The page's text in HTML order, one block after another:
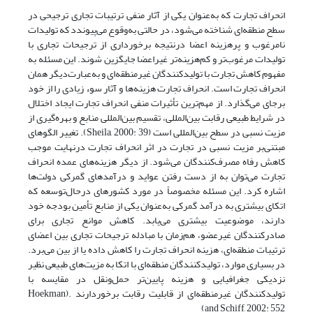
انحراف تجارت که به‌عنوان یکی از آثار منفی ترتیبات تجاری ترجیحی در
سطح منطقه‌ای شناخته می‌شود، در حالتی به‌وقوع می‌پیوندد که تولیدات
نامرغوب و پرهزینه اعضا درنتیجه برخورداری از ترجیحات تجاری با
تولیدات مرغوب‌تر و کم‌هزینه‌تر غیراعضا جایگزین شوند. این مسئله به
مفهوم کاهش تجارت با تولیدکنندگان غیرمنطقه‌ای و به‌عبارت‌دیگر همان
انحراف تجارت است. انحراف تجارت هزینه‌ها و آثار سوء زیادی را از خود
برجای می‌گذارد. از مهم‌ترین تأثیرات منفی انحراف تجارت ایجاد اختلال
در شرایط طبیعی رقابت بین‌المللی، تقسیم بین‌المللی منابع و بهره‌گیری از
مزیت نسبی در سطح بین‌المللی است (Sheila, 2000: 39). تغییر الگوهای
مبتنی‌بر مزیت نسبی در تجارت در اثر انحراف تجارت درنهایت موجب
کاهش رفاه مصرف‌کنندگان می‌شود. از دیگر هزینه‌های عمده انحراف
تجارت می‌توان به از دست رفتن عواید و درآمدهای گمرکی دولت‌ها
اشاره کرد. این مسئله مخصوصاً در مورد کشورهای درحال‌توسعه که
اتکای بیشتری به درآمد گمرکی به‌عنوان یکی از منابع تأمین بودجه خود
دارند، موضوعیت بیشتری می‌یابد. کاهش موانع تجاری برای
صادرکنندگان غیرعضو، هم‌زمان با مبادله ترجیحات تجاری بین ا‌عضای
ترتیبات منطقه‌ای‌، هزینه انحراف تجارت را کاهش داده یا از بین می‌برد.
در بسیاری موارد، تولیدکنندگان منطقه‌ای با اتکا به مزیت‌های طبیعی نظیر
نزدیکی جغرافیایی و هزینه پایین‌تر حمل‌ونقل در مقایسه با
تولیدکنندگان غیرمنطقه‌ای از قابلیت رقابت برخوردارند .(Hoekman
and Schiff, 2002: 552)